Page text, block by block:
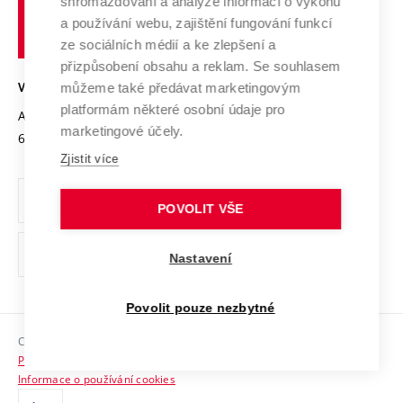
Transfer znalostí
Open Science
Projekty
Projekty ze strukturálních fondů
Specifický výzkum
Služby univerzity
Mezinárodní dohody
Univerzitní sítě
Podnikavá univerzita / ContriBUTe
Bezpečná univerzita
Vyznamenání
Organizační struktura
Ochrana osobních údajů
odkaz)
Sociální bezpečí
HR Award
učení
technické
VYSOKÉ UČENÍ TECHNICKÉ V BRNĚ
Antonínská 548/1
602 00 Brno
www.vut.cz
vut@vutbr.cz
Copyright © 2026 VUT
Prohlášení o přístupnosti
Informace o používání cookies
a používání webu, zajištění fungování funkcí
ze sociálních médií a ke zlepšení a
přizpůsobení obsahu a reklam. Se souhlasem
můžeme také předávat marketingovým
platformám některé osobní údaje pro
marketingové účely.
Zjistit více
POVOLIT VŠE
Nastavení
Povolit pouze nezbytné